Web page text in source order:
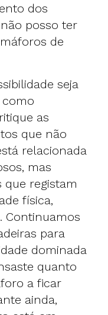
dos
posso ter
de
seja
as
que não
relacionada
mas
que registam
física,
Continuamos
para
dominada
quanto
a ficar
ainda,